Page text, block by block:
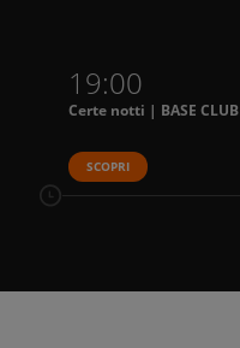
19:00
Certe notti | BASE CLUB
SCOPRI